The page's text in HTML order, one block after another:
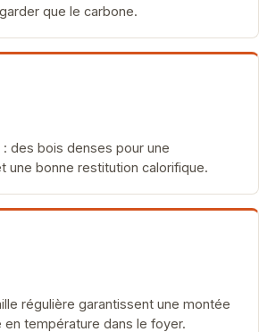
que le carbone.
des bois denses pour une
une bonne restitution calorifique.
régulière garantissent une montée
température dans le foyer.